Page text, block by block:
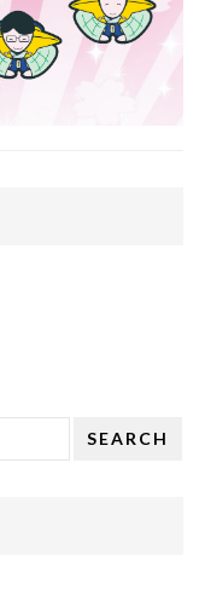
SEARCH